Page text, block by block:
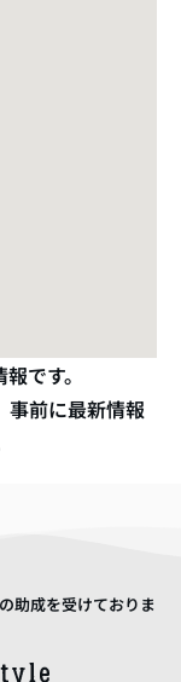
です。
事前に最新情報
助成を受けておりま